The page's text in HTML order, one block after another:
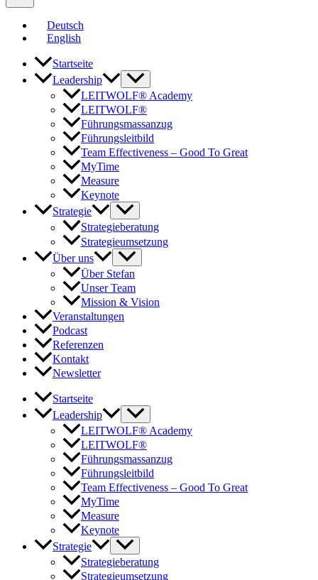
Deutsch
English
Startseite
Leadership
LEITWOLF® Academy
LEITWOLF®
Führungsmassanzug
Führungsleitbild
Team Effectiveness – Good To Great
MyTime
Measure
Keynote
Strategie
Strategieberatung
Strategieumsetzung
Über uns
Über Stefan
Unser Team
Mission & Vision
Veranstaltungen
Podcast
Referenzen
Kontakt
Newsletter
Startseite
Leadership
LEITWOLF® Academy
LEITWOLF®
Führungsmassanzug
Führungsleitbild
Team Effectiveness – Good To Great
MyTime
Measure
Keynote
Strategie
Strategieberatung
Strategieumsetzung